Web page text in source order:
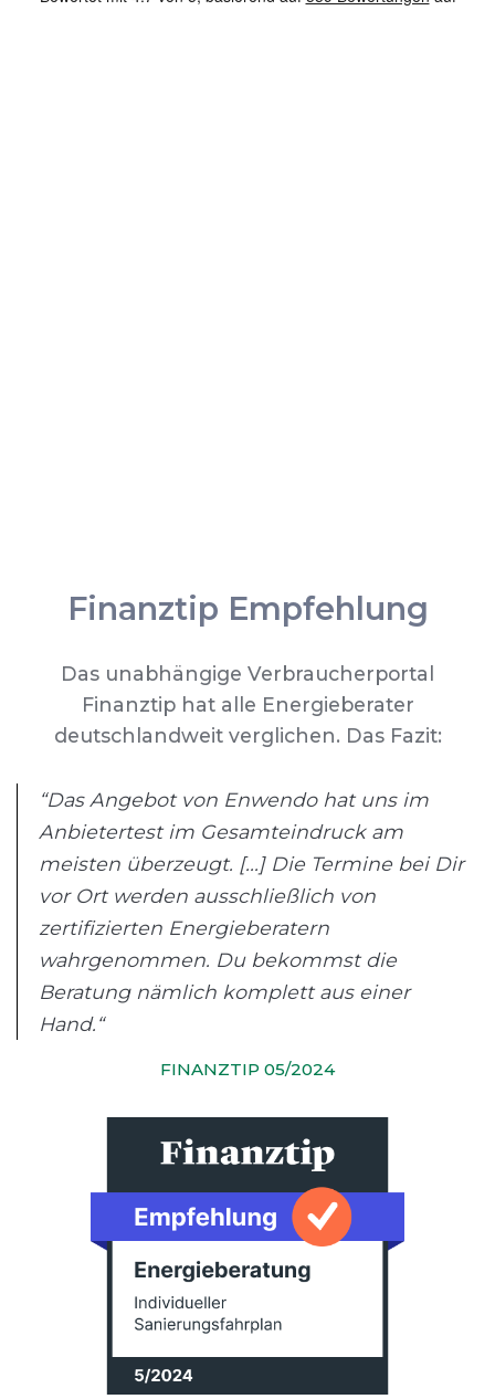
Finanztip Empfehlung
Das unabhängige Verbraucherportal
Finanztip hat alle Energieberater
deutschlandweit verglichen. Das Fazit:
“Das Angebot von Enwendo hat uns im
Anbietertest im Gesamteindruck am
meisten überzeugt. [...] Die Termine bei Dir
vor Ort werden ausschließlich von
zertifizierten Energieberatern
wahrgenommen. Du bekommst die
Beratung nämlich komplett aus einer
Hand.“
FINANZTIP 05/2024